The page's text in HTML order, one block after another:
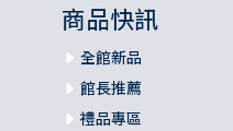
商品快訊
全館新品
館長推薦
禮品專區